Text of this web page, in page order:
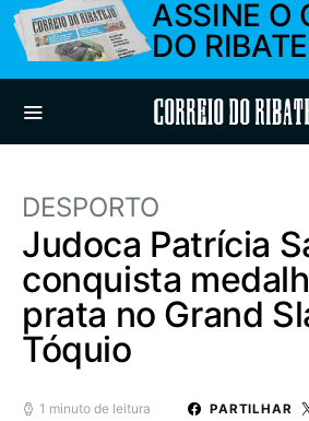
ASSINE O
DO
Correio do
DESPORTO
Judoca Patrícia
conquista
prata no Grand
Tóquio
1 minuto de leitura PARTILHAR